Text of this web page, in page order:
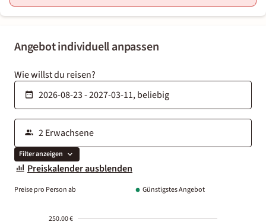
Angebot individuell anpassen
Wie willst du reisen?
Filter anzeigen
Preiskalender ausblenden
Preise pro Person ab Günstigstes Angebot
250.00 €